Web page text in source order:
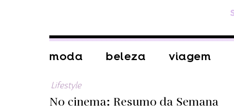
moda beleza viagem
Lifestyle
No cinema: Resumo da Semana